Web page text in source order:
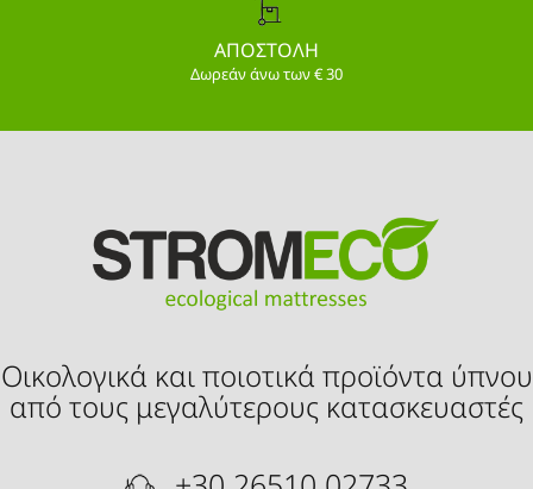
ΑΠΟΣΤΟΛΗ
Δωρεάν άνω των € 30
Οικολογικά και ποιοτικά προϊόντα ύπνου
από τους μεγαλύτερους κατασκευαστές